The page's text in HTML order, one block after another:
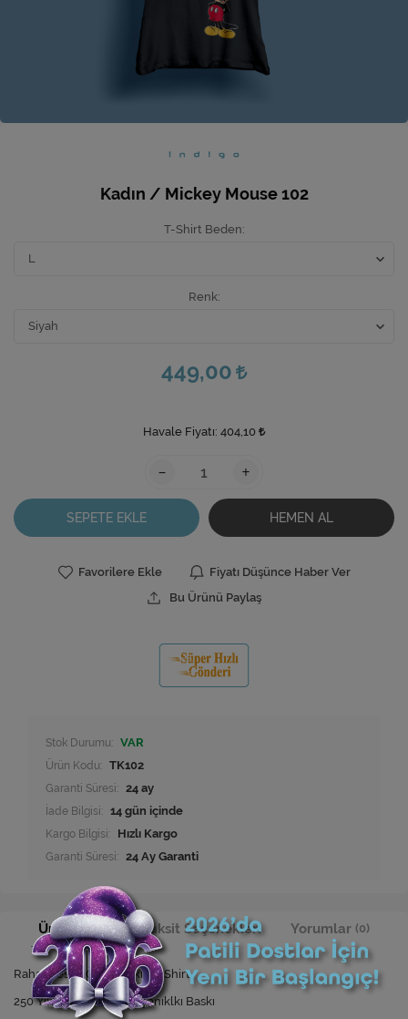
Ev Hediyeleri
Kadın / Mickey Mouse 102
T-Shirt Beden
Renk
449,00
Havale Fiyatı: 404,10
- +
SEPETE EKLE HEMEN AL
Favorilere Ekle
Fiyatı Düşünce Haber Ver
Bu Ürünü Paylaş
Stok Durumu: VAR
Ürün Kodu: TK102
Garanti Süresi: 24 ay
İade Bilgisi:
Kargo Bilgisi: Hızlı Kargo
Garanti Süresi: 24 Ay Garanti
Ürün Bilgisi Taksit Seçenekleri Yorumlar (0)
Rahat Kesim Özel Baskılı T-Shirt
250 Yıkamaya Kadar Dayanıklkı Baskı